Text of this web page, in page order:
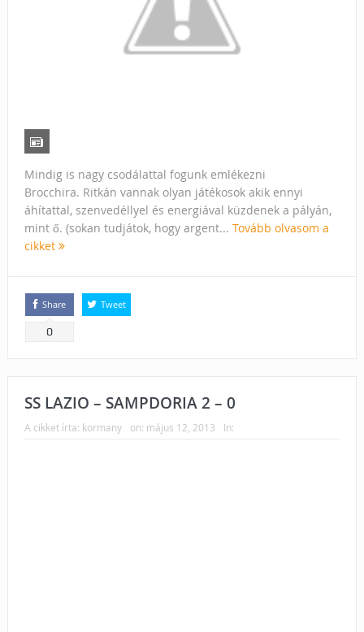
Mindig is nagy csodálattal fogunk emlékezni
Brocchira. Ritkán vannak olyan játékosok akik ennyi
áhítattal, szenvedéllyel és energiával küzdenek a pályán,
mint ő. (sokan tudjátok, hogy argent... Tovább olvasom a
cikket
Share
0
Tweet
SS LAZIO – SAMPDORIA 2 – 0
A cikket írta: kormany on: május 12, 2013 In: